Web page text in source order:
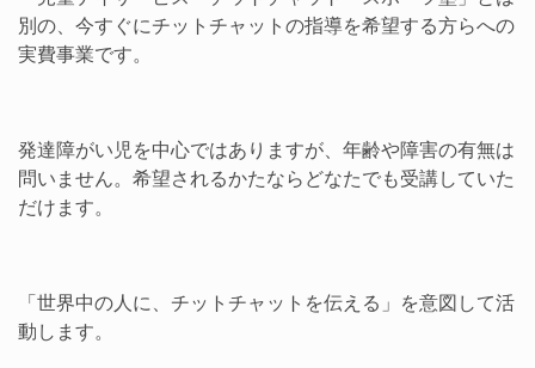
別の、今すぐにチットチャットの指導を希望する方らへの
実費事業です。
発達障がい児を中心ではありますが、年齢や障害の有無は
問いません。希望されるかたならどなたでも受講していた
だけます。
「世界中の人に、チットチャットを伝える」を意図して活
動します。